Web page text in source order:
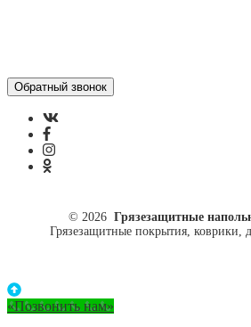
© 2026 Грязезащитные
Грязезащитные покрытия, коврики,
«Позвонить нам»